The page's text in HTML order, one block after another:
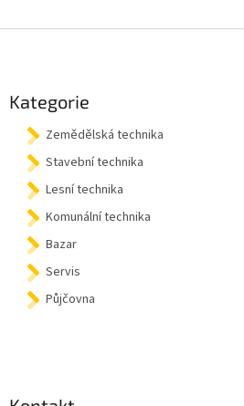
Kategorie
Zemědělská technika
Stavební technika
Lesní technika
Komunální technika
Bazar
Servis
Půjčovna